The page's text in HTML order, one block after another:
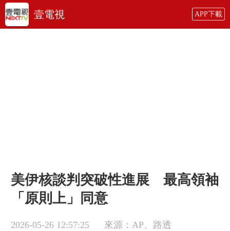
壹電視 APP下載
美伊核談判突破性進展 最高領袖
「原則上」同意
2026-05-26 12:57:25 來源：AP、路透